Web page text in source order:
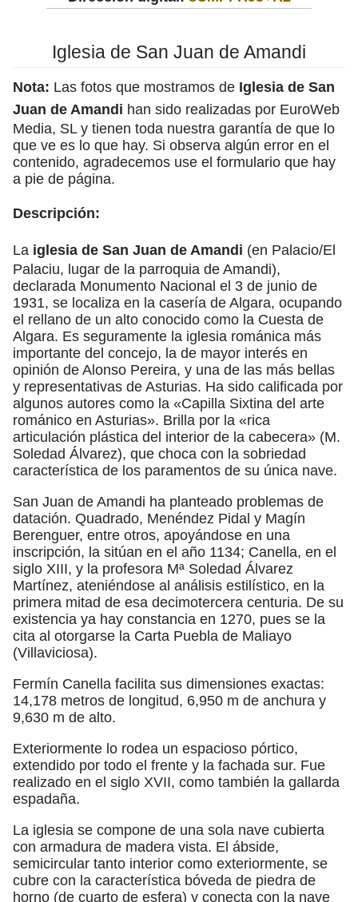
Iglesia de San Juan de Amandi
Nota: Las fotos que mostramos de Iglesia de San
Juan de Amandi han sido realizadas por EuroWeb
Media, SL y tienen toda nuestra garantía de que lo
que ve es lo que hay. Si observa algún error en el
contenido, agradecemos use el formulario que hay
a pie de página.
Descripción:
La iglesia de San Juan de Amandi (en Palacio/El
Palaciu, lugar de la parroquia de Amandi),
declarada Monumento Nacional el 3 de junio de
1931, se localiza en la casería de Algara, ocupando
el rellano de un alto conocido como la Cuesta de
Algara. Es seguramente la iglesia románica más
importante del concejo, la de mayor interés en
opinión de Alonso Pereira, y una de las más bellas
y representativas de Asturias. Ha sido calificada por
algunos autores como la «Capilla Sixtina del arte
románico en Asturias». Brilla por la «rica
articulación plástica del interior de la cabecera» (M.
Soledad Álvarez), que choca con la sobriedad
característica de los paramentos de su única nave.
San Juan de Amandi ha planteado problemas de
datación. Quadrado, Menéndez Pidal y Magín
Berenguer, entre otros, apoyándose en una
inscripción, la sitúan en el año 1134; Canella, en el
siglo XIII, y la profesora Mª Soledad Álvarez
Martínez, ateniéndose al análisis estilístico, en la
primera mitad de esa decimotercera centuria. De su
existencia ya hay constancia en 1270, pues se la
cita al otorgarse la Carta Puebla de Maliayo
(Villaviciosa).
Fermín Canella facilita sus dimensiones exactas:
14,178 metros de longitud, 6,950 m de anchura y
9,630 m de alto.
Exteriormente lo rodea un espacioso pórtico,
extendido por todo el frente y la fachada sur. Fue
realizado en el siglo XVII, como también la gallarda
espadaña.
La iglesia se compone de una sola nave cubierta
con armadura de madera vista. El ábside,
semicircular tanto interior como exteriormente, se
cubre con la característica bóveda de piedra de
horno (de cuarto de esfera) y conecta con la nave